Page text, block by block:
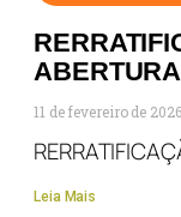
11 de fevereiro de 2026
Leia Mais